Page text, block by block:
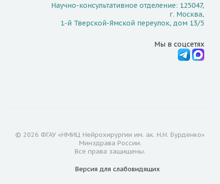
Научно-консультативное отделение: 125047,
г. Москва,
1-й Тверской-Ямской переулок, дом 13/5
Мы в соцсетях
© 2026 ФГАУ «НМИЦ Нейрохирургии им. ак. Н.Н. Бурденко»
Минздрава России.
Все права защищены.
Версия для слабовидящих